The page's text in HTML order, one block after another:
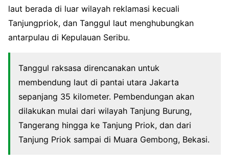
laut berada di luar wilayah reklamasi kecuali
Tanjungpriok, dan Tanggul laut menghubungkan
antarpulau di Kepulauan Seribu.
Tanggul raksasa direncanakan untuk
membendung laut di pantai utara Jakarta
sepanjang 35 kilometer. Pembendungan akan
dilakukan mulai dari wilayah Tanjung Burung,
Tangerang hingga ke Tanjung Priok, dan dari
Tanjung Priok sampai di Muara Gembong, Bekasi.